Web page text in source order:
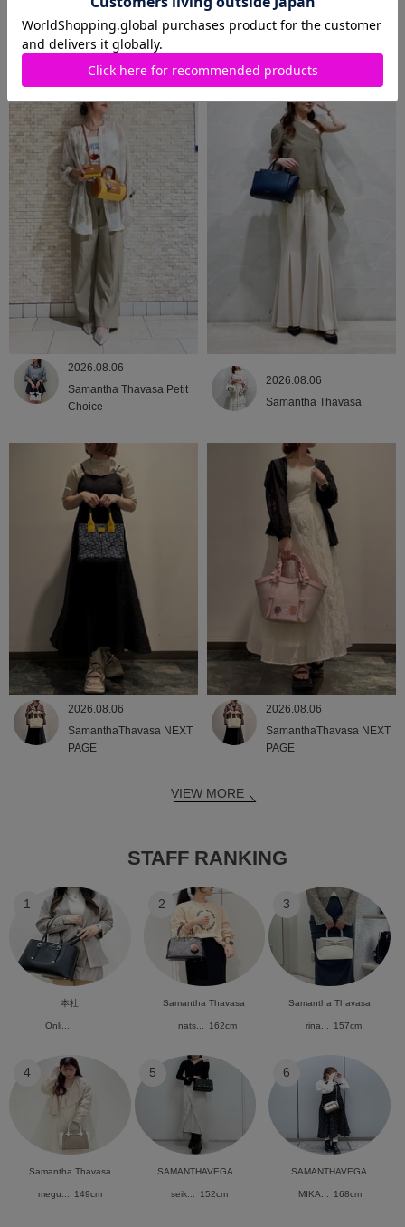
2026.08.06
Samantha Thavasa
Samantha Thavasa
2026.08.06
Samantha Thavasa Petit
Choice
2026.08.06
Samantha Thavasa
2026.08.06
SamanthaThavasa NEXT
PAGE
2026.08.06
SamanthaThavasa NEXT
PAGE
VIEW MORE
STAFF RANKING
1
本社
Onli...
2
Samantha Thavasa
nats... 162cm
3
Samantha Thavasa
rina... 157cm
4
Samantha Thavasa
megu... 149cm
5
SAMANTHAVEGA
seik... 152cm
6
SAMANTHAVEGA
MIKA... 168cm